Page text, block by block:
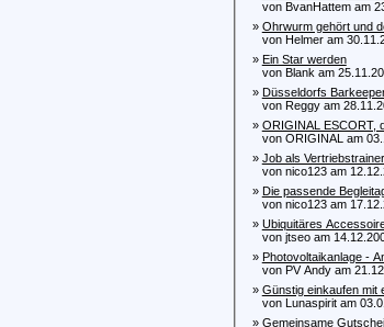
von BvanHattem am
» Ohrwurm gehört und
von Helmer am
» Ein Star werden
von Blank am
» Düsseldorfs Barkeeper
von Reggy am
» ORIGINAL ESCORT,
von ORIGINAL am
» Job als Vertriebstrainer
von nico123 am
» Die passende
von nico123 am
» Ubiquitäres
von jtseo am
» Photovoltaikanlage -
von PV Andy am
» Günstig einkaufen mit
von Lunaspirit am
» Gemeinsame